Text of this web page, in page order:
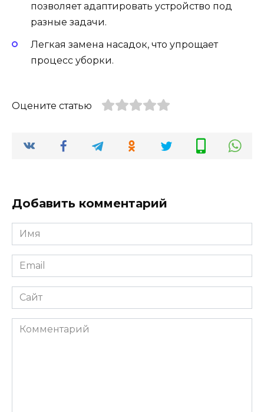
позволяет адаптировать устройство под
разные задачи.
Легкая замена насадок, что упрощает
процесс уборки.
Оцените статью
Добавить комментарий
Имя
Email
Сайт
Комментарий